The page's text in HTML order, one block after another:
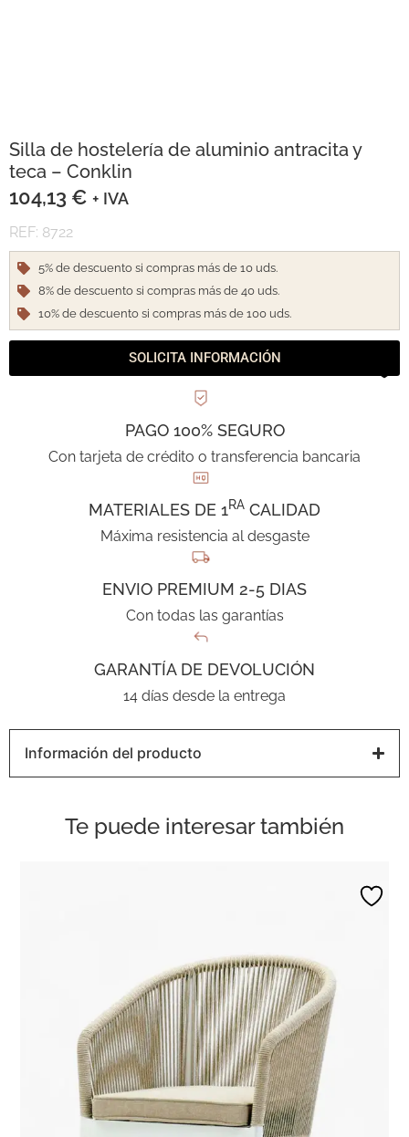
Silla de hostelería de aluminio antracita y
teca – Conklin
104,13 € + IVA
REF: 8722
5% de descuento si compras más de 10 uds.
8% de descuento si compras más de 40 uds.
10% de descuento si compras más de 100 uds.
SOLICITA INFORMACIÓN
PAGO 100% SEGURO
Con tarjeta de crédito o transferencia bancaria
MATERIALES DE 1RA CALIDAD
Máxima resistencia al desgaste
ENVIO PREMIUM 2-5 DIAS
Con todas las garantías
GARANTÍA DE DEVOLUCIÓN
14 días desde la entrega
Información del producto
Te puede interesar también